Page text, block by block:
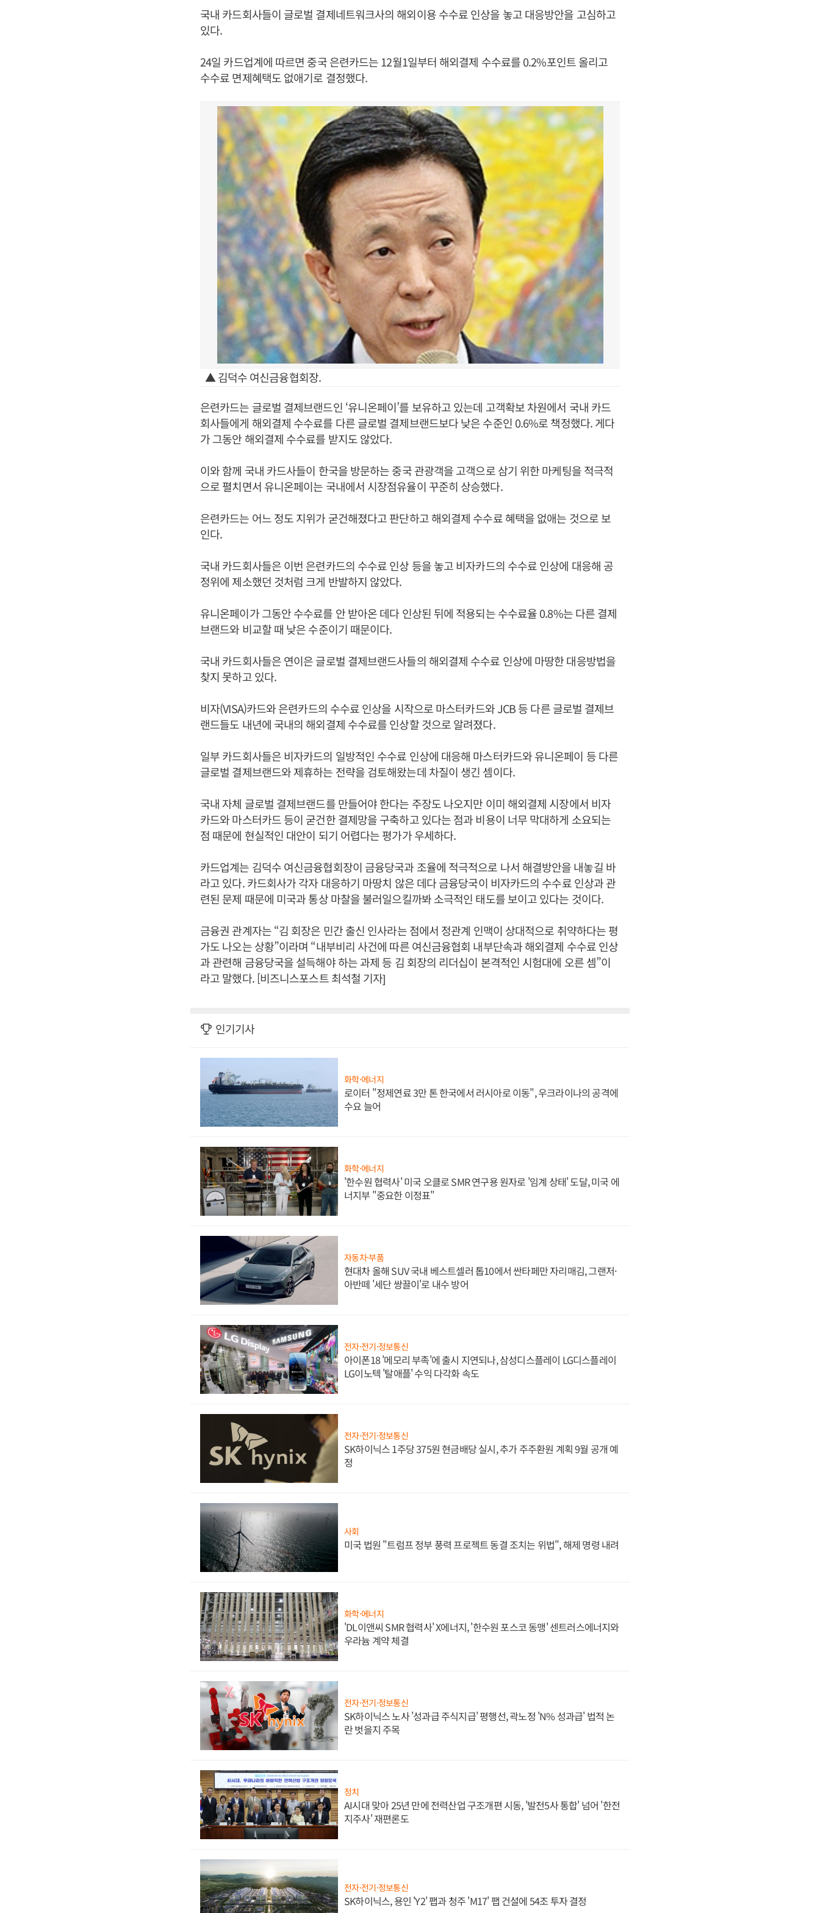
국내 카드회사들이 글로벌 결제네트워크사의 해외이용 수수료 인상을 놓고 대응방안을 고심하고
있다.
24일 카드업계에 따르면 중국 은련카드는 12월1일부터 해외결제 수수료를 0.2%포인트 올리고
수수료 면제혜택도 없애기로 결정했다.
▲ 김덕수 여신금융협회장.
은련카드는 글로벌 결제브랜드인 ‘유니온페이’를 보유하고 있는데 고객확보 차원에서 국내 카드
회사들에게 해외결제 수수료를 다른 글로벌 결제브랜드보다 낮은 수준인 0.6%로 책정했다. 게다
가 그동안 해외결제 수수료를 받지도 않았다.
이와 함께 국내 카드사들이 한국을 방문하는 중국 관광객을 고객으로 삼기 위한 마케팅을 적극적
으로 펼치면서 유니온페이는 국내에서 시장점유율이 꾸준히 상승했다.
은련카드는 어느 정도 지위가 굳건해졌다고 판단하고 해외결제 수수료 혜택을 없애는 것으로 보
인다.
국내 카드회사들은 이번 은련카드의 수수료 인상 등을 놓고 비자카드의 수수료 인상에 대응해 공
정위에 제소했던 것처럼 크게 반발하지 않았다.
유니온페이가 그동안 수수료를 안 받아온 데다 인상된 뒤에 적용되는 수수료율 0.8%는 다른 결제
브랜드와 비교할 때 낮은 수준이기 때문이다.
국내 카드회사들은 연이은 글로벌 결제브랜드사들의 해외결제 수수료 인상에 마땅한 대응방법을
찾지 못하고 있다.
비자(VISA)카드와 은련카드의 수수료 인상을 시작으로 마스터카드와 JCB 등 다른 글로벌 결제브
랜드들도 내년에 국내의 해외결제 수수료를 인상할 것으로 알려졌다.
일부 카드회사들은 비자카드의 일방적인 수수료 인상에 대응해 마스터카드와 유니온페이 등 다른
글로벌 결제브랜드와 제휴하는 전략을 검토해왔는데 차질이 생긴 셈이다.
국내 자체 글로벌 결제브랜드를 만들어야 한다는 주장도 나오지만 이미 해외결제 시장에서 비자
카드와 마스터카드 등이 굳건한 결제망을 구축하고 있다는 점과 비용이 너무 막대하게 소요되는
점 때문에 현실적인 대안이 되기 어렵다는 평가가 우세하다.
카드업계는 김덕수 여신금융협회장이 금융당국과 조율에 적극적으로 나서 해결방안을 내놓길 바
라고 있다. 카드회사가 각자 대응하기 마땅치 않은 데다 금융당국이 비자카드의 수수료 인상과 관
련된 문제 때문에 미국과 통상 마찰을 불러일으킬까봐 소극적인 태도를 보이고 있다는 것이다.
금융권 관계자는 “김 회장은 민간 출신 인사라는 점에서 정관계 인맥이 상대적으로 취약하다는 평
가도 나오는 상황”이라며 “내부비리 사건에 따른 여신금융협회 내부단속과 해외결제 수수료 인상
과 관련해 금융당국을 설득해야 하는 과제 등 김 회장의 리더십이 본격적인 시험대에 오른 셈”이
라고 말했다. [비즈니스포스트 최석철 기자]
인기기사
화학·에너지
로이터 "정제연료 3만 톤 한국에서 러시아로 이동", 우크라이나의 공격에
수요 늘어
화학·에너지
'한수원 협력사' 미국 오클로 SMR 연구용 원자로 '임계 상태' 도달, 미국 에
너지부 "중요한 이정표"
자동차·부품
현대차 올해 SUV 국내 베스트셀러 톱10에서 싼타페만 자리매김, 그랜저·
아반떼 '세단 쌍끌이'로 내수 방어
전자·전기·정보통신
아이폰18 '메모리 부족'에 출시 지연되나, 삼성디스플레이 LG디스플레이
LG이노텍 '탈애플' 수익 다각화 속도
전자·전기·정보통신
SK하이닉스 1주당 375원 현금배당 실시, 추가 주주환원 계획 9월 공개 예
정
사회
미국 법원 "트럼프 정부 풍력 프로젝트 동결 조치는 위법", 해제 명령 내려
화학·에너지
'DL이앤씨 SMR 협력사' X에너지, '한수원 포스코 동맹' 센트러스에너지와
우라늄 계약 체결
전자·전기·정보통신
SK하이닉스 노사 '성과급 주식지급' 평행선, 곽노정 'N% 성과급' 법적 논
란 벗을지 주목
정치
AI시대 맞아 25년 만에 전력산업 구조개편 시동, '발전5사 통합' 넘어 '한전
지주사' 재편론도
전자·전기·정보통신
SK하이닉스, 용인 'Y2' 팹과 청주 'M17' 팹 건설에 54조 투자 결정